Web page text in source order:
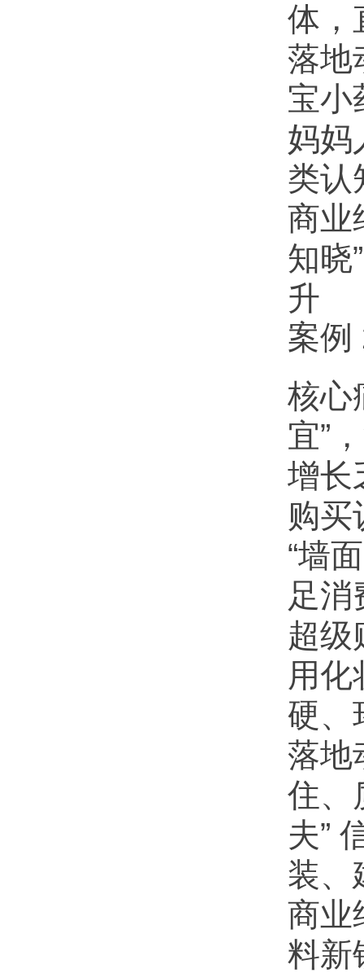
体，
落地
宝小
妈妈
类认
商业
知晓
升
案例
核心
宜”
增长
购买
“墙
足
超级
用化
硬、
落地
住、
夫”
装、
商业
料新